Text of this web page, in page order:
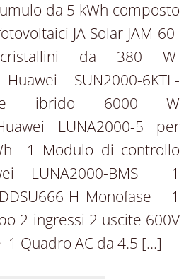
da 5 kWh composto
JA Solar JAM-60-
da 380 W
SUN2000-6KTL-
ibrido 6000 W
LUNA2000-5 per
1 Modulo di controllo
LUNA2000-BMS 1
H Monofase 1
2 ingressi 2 uscite 600V
1 Quadro AC da 4.5 […]